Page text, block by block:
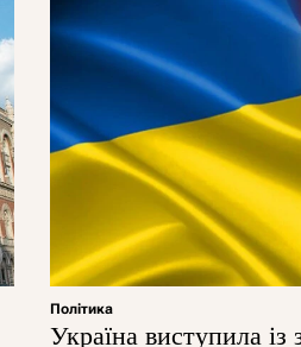
Політика
Україна виступила із